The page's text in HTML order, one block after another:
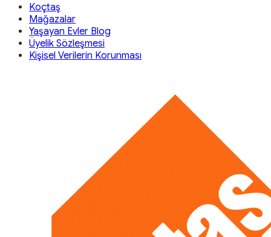
Koçtaş
Mağazalar
Yaşayan Evler Blog
Üyelik Sözleşmesi
Kişisel Verilerin Korunması